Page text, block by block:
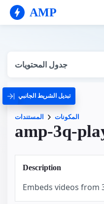
AMP
جدول المحتويات
تبديل الشريط الجانبي
المستندات المكونات
amp-3q-
Description
Embeds videos from